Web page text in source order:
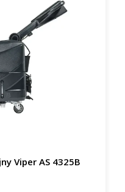
Viper AS 4325B